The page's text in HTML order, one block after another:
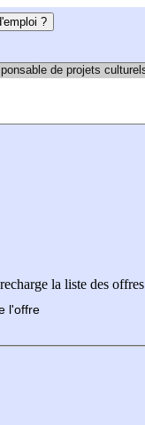
?
la liste des offres
l'offre